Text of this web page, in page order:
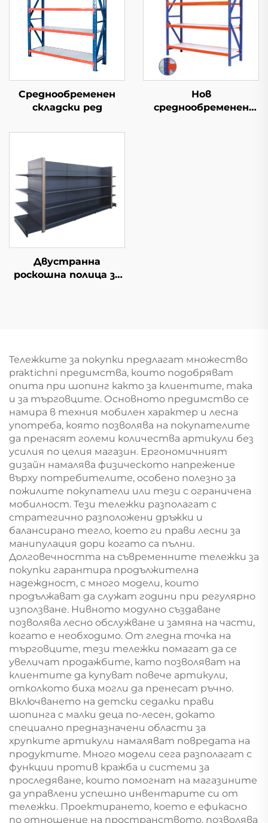
Среднообременен
складски ред
Нов
среднообременен
Двустранна
роскошна полица за
Тележките за покупки предлагат множество
praktichni предимства, които подобряват
опита при шопинг както за клиентите, така
и за търговците. Основното предимство се
намира в техния мобилен характер и лесна
употреба, която позволява на покупателите
да пренасят големи количества артикули без
усилия по целия магазин. Ергономичният
дизайн намалява физическото напрежение
върху потребителите, особено полезно за
пожилите покупатели или тези с ограничена
мобилност. Тези тележки разполагат с
стратегично разположени дръжки и
балансирано тегло, което ги прави лесни за
манипулация дори когато са пълни.
Долговечността на съвременните тележки за
покупки гарантира продължителна
надеждност, с много модели, които
продължават да служат години при регулярно
използване. Нивното модулно създаване
позволява лесно обслужване и замяна на части,
когато е необходимо. От гледна точка на
търговците, тези тележки помагат да се
увеличат продажбите, като позволяват на
клиентите да купуват повече артикули,
отколкото биха могли да пренесат ръчно.
Включването на детски седалки прави
шопинга с малки деца по-лесен, докато
специално предназначени области за
хрупките артикули намаляват повредата на
продуктите. Много модели сега разполагат с
функции против кражба и системи за
проследяване, които помогнат на магазините
да управлени успешно инвентарите си от
тележки. Проектирането, което е ефикасно
по отношение на пространството, позволява